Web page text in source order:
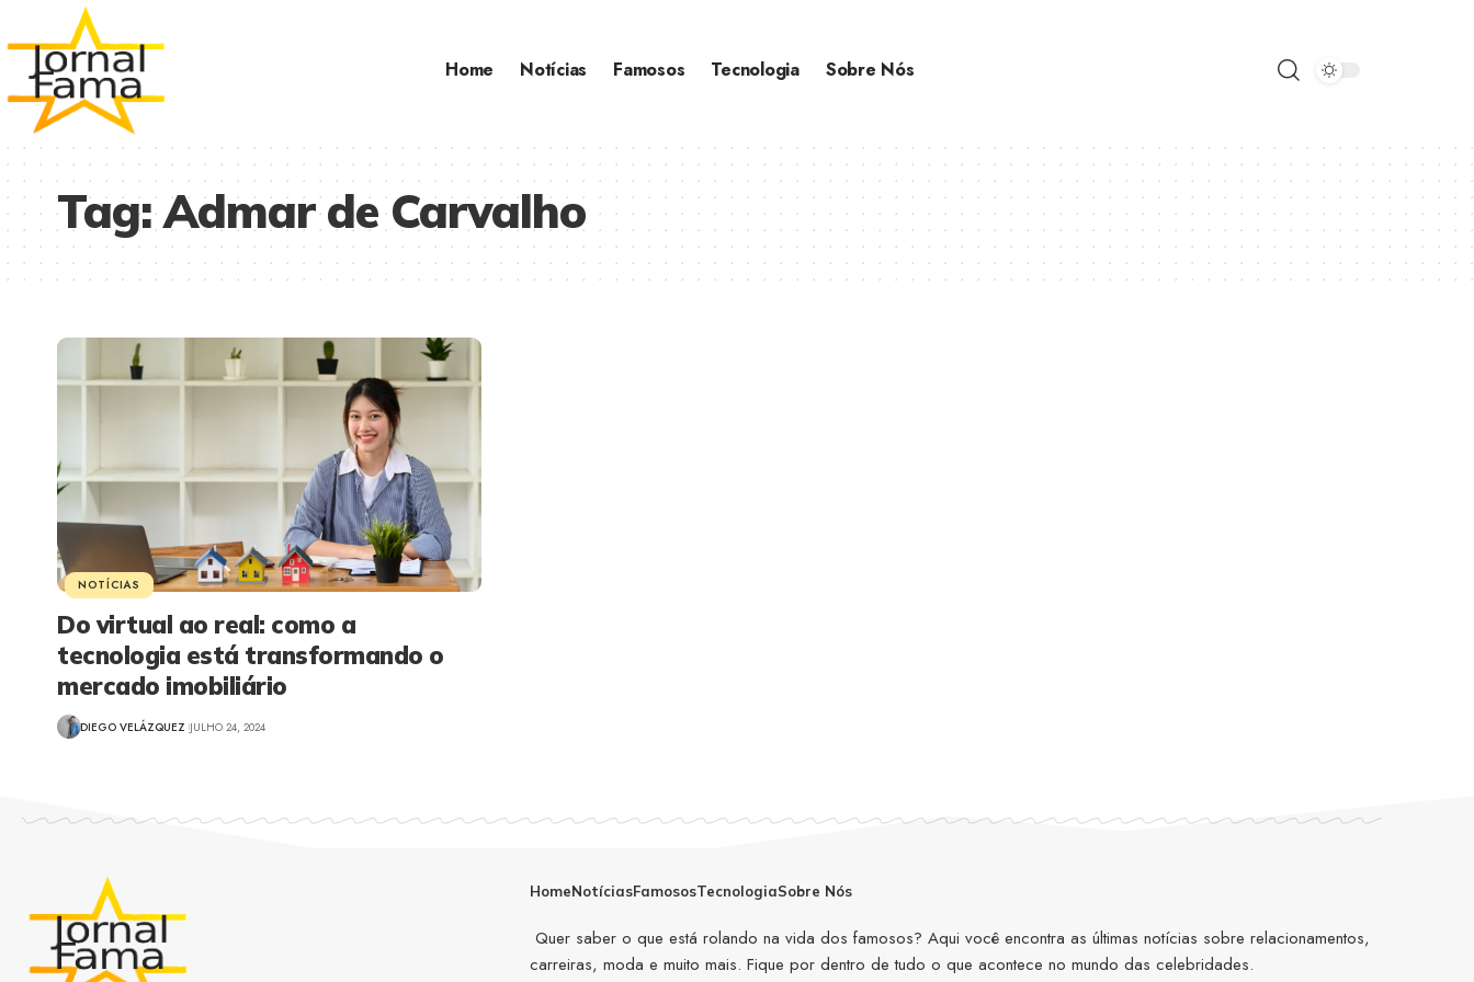
Home Notícias Famosos Tecnologia Sobre Nós
Tag:Admar de Carvalho
NOTÍCIAS
Do virtual ao real: como a
tecnologia está transformando o
mercado imobiliário
DIEGO VELÁZQUEZ JULHO 24, 2024
HomeNotíciasFamososTecnologiaSobre Nós
Quer saber o que está rolando na vida dos famosos? Aqui você encontra as últimas notícias sobre relacionamentos,
carreiras, moda e muito mais. Fique por dentro de tudo o que acontece no mundo das celebridades.